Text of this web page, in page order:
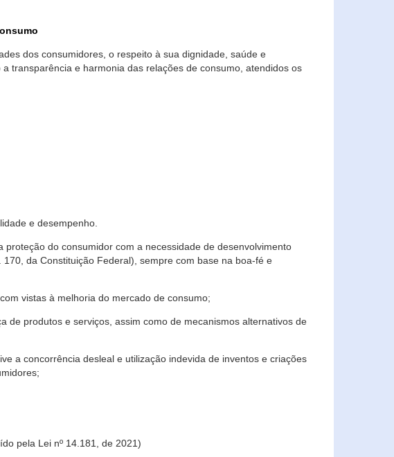
dos consumidores, o respeito à sua dignidade, saúde e
transparência e harmonia das relações de consumo, atendidos os
e desempenho.
do consumidor com a necessidade de desenvolvimento
da Constituição Federal), sempre com base na boa-fé e
vistas à melhoria do mercado de consumo;
de produtos e serviços, assim como de mecanismos alternativos de
a concorrência desleal e utilização indevida de inventos e criações
pela Lei nº 14.181, de 2021)